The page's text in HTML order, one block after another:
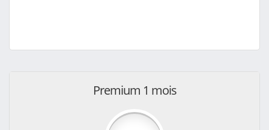
Premium 1 mois